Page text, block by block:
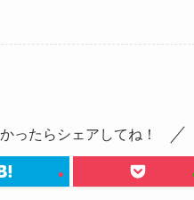
ったらシェアしてね！